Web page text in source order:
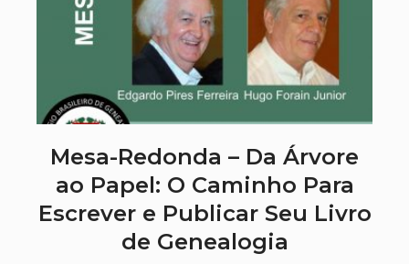
Mesa-Redonda – Da Árvore
ao Papel: O Caminho Para
Escrever e Publicar Seu Livro
de Genealogia